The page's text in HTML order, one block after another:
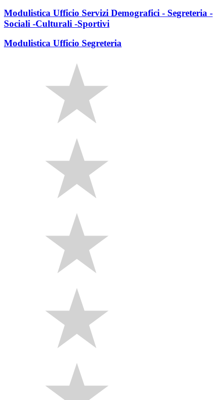
Modulistica Ufficio Servizi Demografici - Segreteria -
Sociali -Culturali -Sportivi
Modulistica Ufficio Segreteria